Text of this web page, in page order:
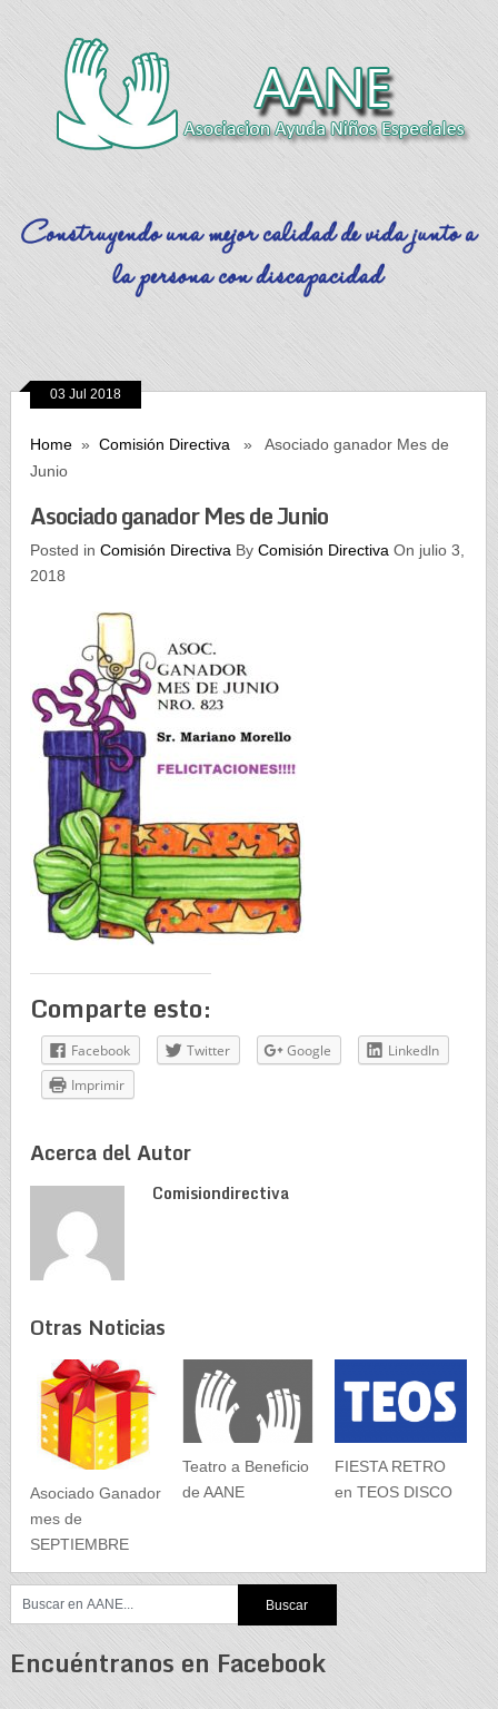
03 Jul 2018
Home »Comisión Directiva » Asociado ganador Mes de
Junio
Asociado ganador Mes de Junio
Posted inComisión Directiva ByComisión Directiva On julio 3,
2018
Comparte esto:
Facebook Twitter Google
LinkedIn
Imprimir
Acerca del Autor
Comisiondirectiva
Otras Noticias
Asociado Ganador
mes de
SEPTIEMBRE
Teatro a Beneficio
de AANE
FIESTA RETRO
en TEOS DISCO
Encuéntranos en Facebook